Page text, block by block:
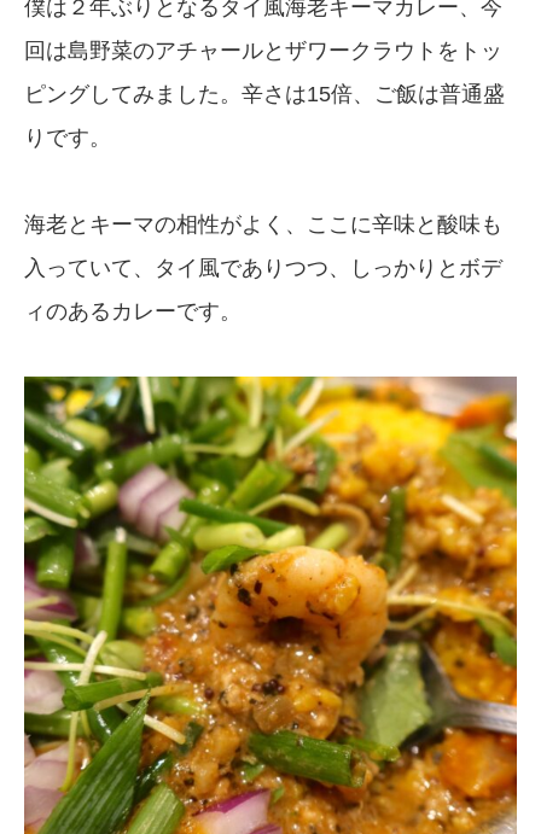
僕は２年ぶりとなるタイ風海老キーマカレー、今
回は島野菜のアチャールとザワークラウトをトッ
ピングしてみました。辛さは15倍、ご飯は普通盛
りです。
海老とキーマの相性がよく、ここに辛味と酸味も
入っていて、タイ風でありつつ、しっかりとボデ
ィのあるカレーです。